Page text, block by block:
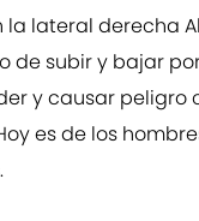
la lateral derecha
de subir y bajar
y causar peligro
es de los